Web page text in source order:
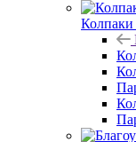
Колпаки